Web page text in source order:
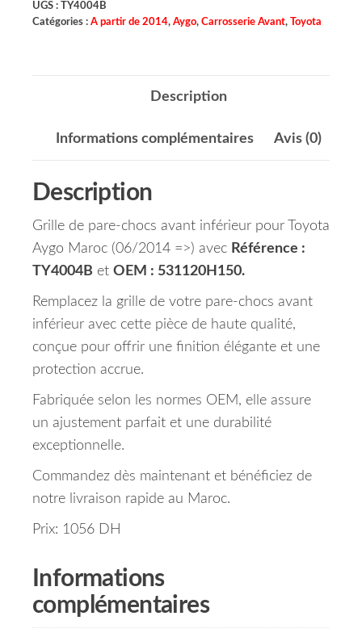
UGS : TY4004B
Catégories : A partir de 2014, Aygo, Carrosserie Avant, Toyota
Description
Informations complémentaires Avis (0)
Description
Grille de pare-chocs avant inférieur pour Toyota
Aygo Maroc (06/2014 =>) avec Référence :
TY4004B et OEM : 531120H150.
Remplacez la grille de votre pare-chocs avant
inférieur avec cette pièce de haute qualité,
conçue pour offrir une finition élégante et une
protection accrue.
Fabriquée selon les normes OEM, elle assure
un ajustement parfait et une durabilité
exceptionnelle.
Commandez dès maintenant et bénéficiez de
notre livraison rapide au Maroc.
Prix: 1056 DH
Informations
complémentaires